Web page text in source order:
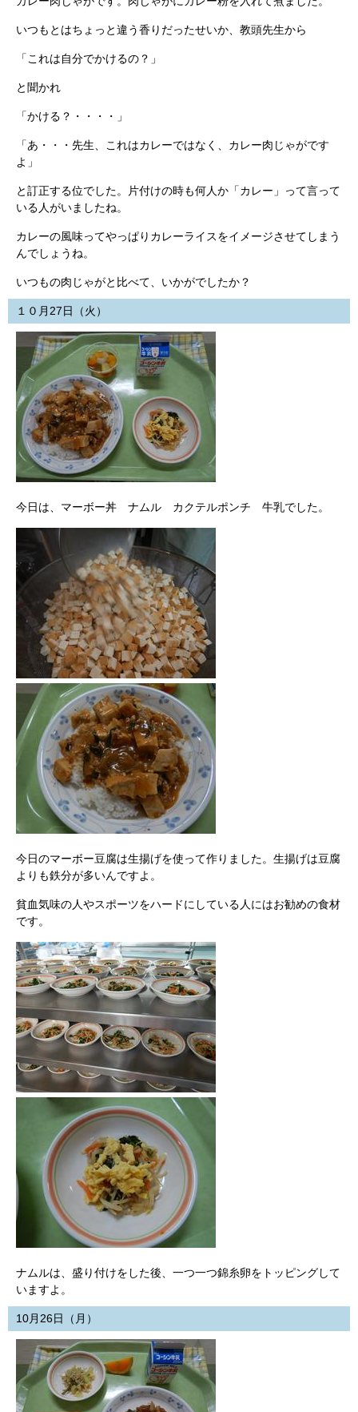
いつもとはちょっと違う香りだったせいか、教頭先生から
「これは自分でかけるの？」
と聞かれ
「かける？・・・・」
「あ・・・先生、これはカレーではなく、カレー肉じゃがです
よ」
と訂正する位でした。片付けの時も何人か「カレー」って言って
いる人がいましたね。
カレーの風味ってやっぱりカレーライスをイメージさせてしまう
んでしょうね。
いつもの肉じゃがと比べて、いかがでしたか？
１０月27日（火）
今日は、マーボー丼 ナムル カクテルポンチ 牛乳でした。
今日のマーボー豆腐は生揚げを使って作りました。生揚げは豆腐
よりも鉄分が多いんですよ。
貧血気味の人やスポーツをハードにしている人にはお勧めの食材
です。
ナムルは、盛り付けをした後、一つ一つ錦糸卵をトッピングして
いますよ。
10月26日（月）